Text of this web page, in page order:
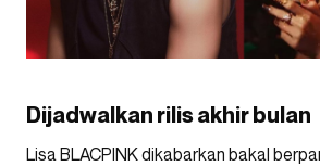
Dijadwalkan rilis akhir bulan
Lisa BLACPINK dikabarkan bakal